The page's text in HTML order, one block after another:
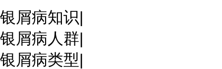
银屑病知识|
银屑病人群|
银屑病类型|